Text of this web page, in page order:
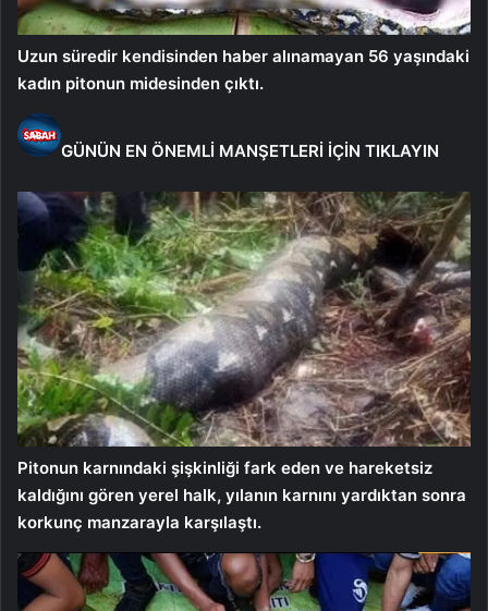
Uzun süredir kendisinden haber alınamayan 56 yaşındaki
kadın pitonun midesinden çıktı.
GÜNÜN EN ÖNEMLİ MANŞETLERİ İÇİN TIKLAYIN
Pitonun karnındaki şişkinliği fark eden ve hareketsiz
kaldığını gören yerel halk, yılanın karnını yardıktan sonra
korkunç manzarayla karşılaştı.